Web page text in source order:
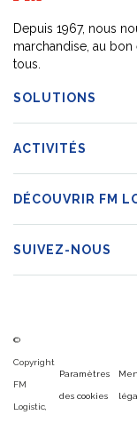
Depuis 1967, nous
marchandise, au
tous.
SOLUTIONS
ACTIVITÉS
DÉCOUVRIR FM
SUIVEZ-NOUS
©
Copyright
FM
Logistic,
Paramètres
des cookies